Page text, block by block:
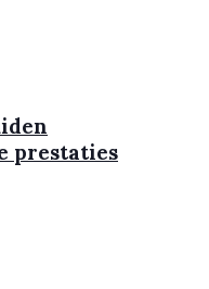
prestaties